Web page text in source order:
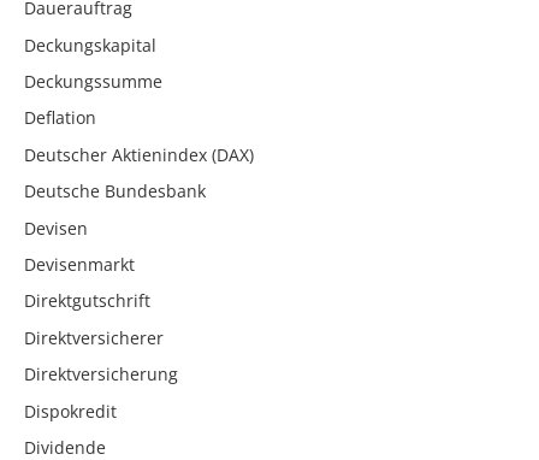
Dauerauftrag
Deckungskapital
Deckungssumme
Deflation
Deutscher Aktienindex (DAX)
Deutsche Bundesbank
Devisen
Devisenmarkt
Direktgutschrift
Direktversicherer
Direktversicherung
Dispokredit
Dividende